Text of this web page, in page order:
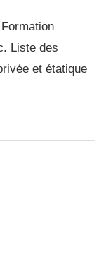
Formation
Liste des
et étatique